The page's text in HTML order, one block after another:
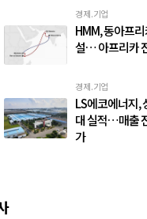
경제.기업
HMM, 동아프
설… 아프리카
경제.기업
LS에코에너지,
대 실적…매출
가